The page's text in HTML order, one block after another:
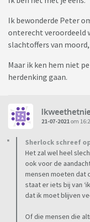
Ik bewonderde Peter
onterecht veroordeeld
slachtoffers van
Maar ik ken hem niet
herdenking gaan.
21-07-2021 om
Sherlock schreef op
Het zal wel heel
ook voor de
mensen moeten dat
staat er iets bij van
dat ik moet blijven
Of die mensen die